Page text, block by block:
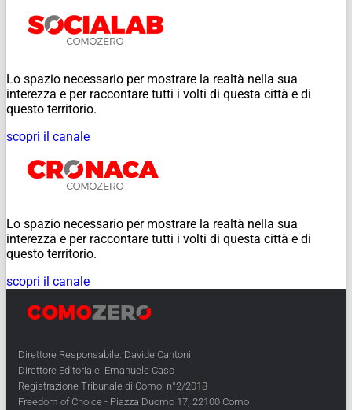
Lo spazio necessario per mostrare la realtà nella sua
interezza e per raccontare tutti i volti di questa città e di
questo territorio.
scopri il canale
Lo spazio necessario per mostrare la realtà nella sua
interezza e per raccontare tutti i volti di questa città e di
questo territorio.
scopri il canale
Direttore Responsabile: Davide Cantoni
Direttore Editoriale: Emanuele Caso
Registrazione Tribunale di Como: n°2/2018
Freedom of Choice - Piazza Duomo 17, 22100 Como